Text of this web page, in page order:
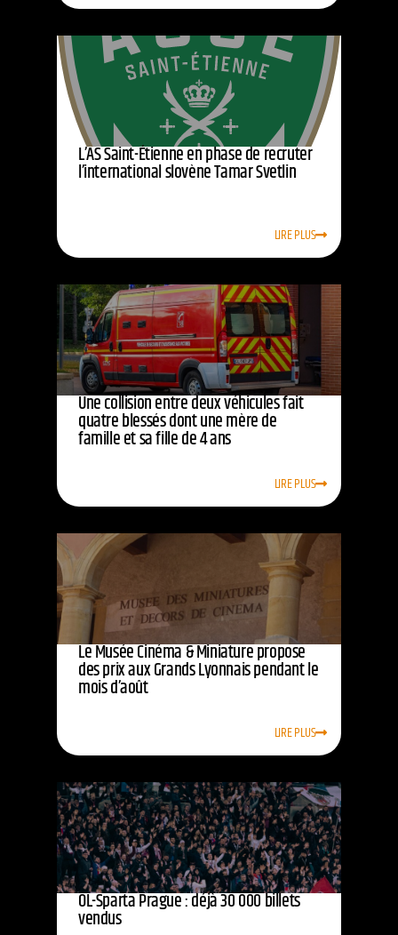
L’AS Saint-Étienne en phase de recruter
l’international slovène Tamar Svetlin
LIRE PLUS
Une collision entre deux véhicules fait
quatre blessés dont une mère de
famille et sa fille de 4 ans
LIRE PLUS
Le Musée Cinéma & Miniature propose
des prix aux Grands Lyonnais pendant le
mois d’août
LIRE PLUS
OL-Sparta Prague : déjà 30 000 billets
vendus